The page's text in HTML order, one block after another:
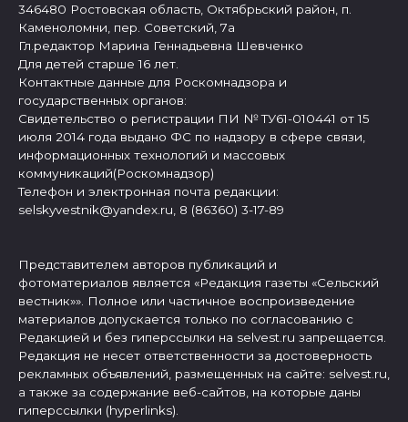
346480 Ростовская область, Октябрьский район, п.
Каменоломни, пер. Советский, 7а
Гл.редактор Марина Геннадьевна Шевченко
Для детей старше 16 лет.
Контактные данные для Роскомнадзора и
государственных органов:
Свидетельство о регистрации ПИ № ТУ61-010441 от 15
июля 2014 года выдано ФС по надзору в сфере связи,
информационных технологий и массовых
коммуникаций(Роскомнадзор)
Телефон и электронная почта редакции:
selskyvestnik@yandex.ru, 8 (86360) 3-17-89
Представителем авторов публикаций и
фотоматериалов является «Редакция газеты «Сельский
вестник»». Полное или частичное воспроизведение
материалов допускается только по согласованию с
Редакцией и без гиперссылки на selvest.ru запрещается.
Редакция не несет ответственности за достоверность
рекламных объявлений, размещенных на сайте: selvest.ru,
а также за содержание веб-сайтов, на которые даны
гиперссылки (hyperlinks).